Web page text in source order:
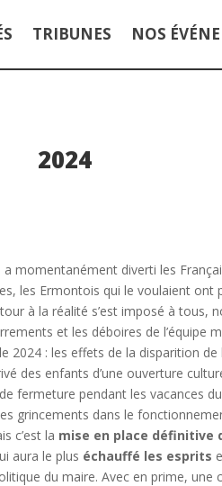
TRIBUNES NOS
2024
a momentanément diverti les
les Ermontois qui le voulaient ont
à la réalité s’est imposé à tous,
et les déboires de l’équipe
2024 : les effets de la disparition de
des enfants d’une ouverture
fermeture pendant les vacances
grincements dans le
c’est la mise en place définitive
aura le plus échauffé les esprits
du maire. Avec en prime, une